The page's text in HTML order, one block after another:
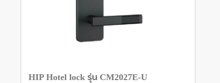
HIP Hotel lock รุ่น CM2027E-U